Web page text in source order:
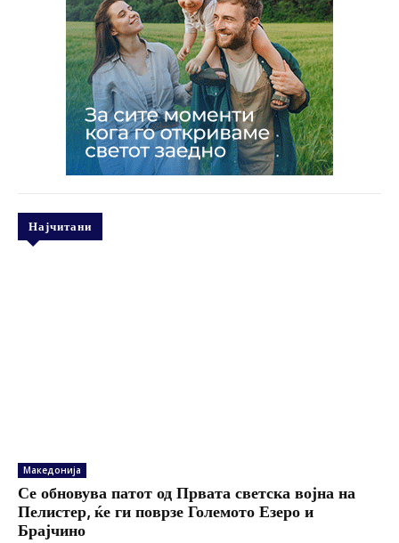
Најчитани
Македонија
Се обновува патот од Првата светска војна на
Пелистер, ќе ги поврзе Големото Езеро и
Брајчино